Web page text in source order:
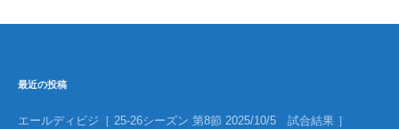
最近の投稿
エールディビジ［ 25-26シーズン 第8節 2025/10/5 試合結果 ］